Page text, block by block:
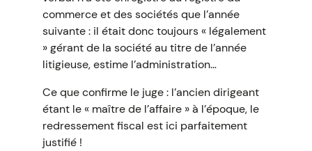
commerce et des sociétés que l’année
suivante : il était donc toujours « légalement
» gérant de la société au titre de l’année
litigieuse, estime l’administration…
Ce que confirme le juge : l’ancien dirigeant
étant le « maître de l’affaire » à l’époque, le
redressement fiscal est ici parfaitement
justifié !